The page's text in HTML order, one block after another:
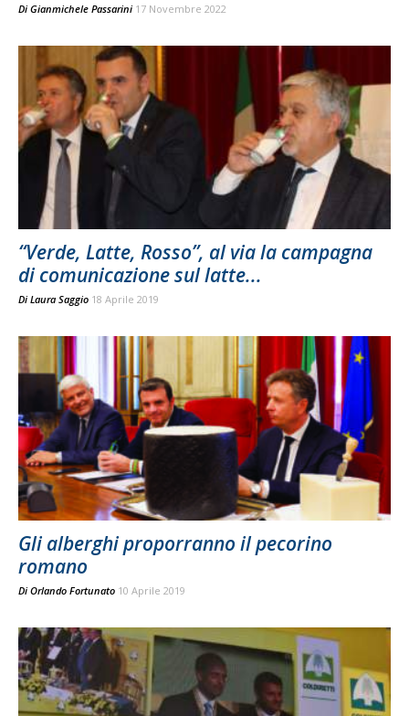
Di Gianmichele Passarini 17 Novembre 2022
“Verde, Latte, Rosso”, al via la campagna
di comunicazione sul latte...
Di Laura Saggio 18 Aprile 2019
Gli alberghi proporranno il pecorino
romano
Di Orlando Fortunato 10 Aprile 2019